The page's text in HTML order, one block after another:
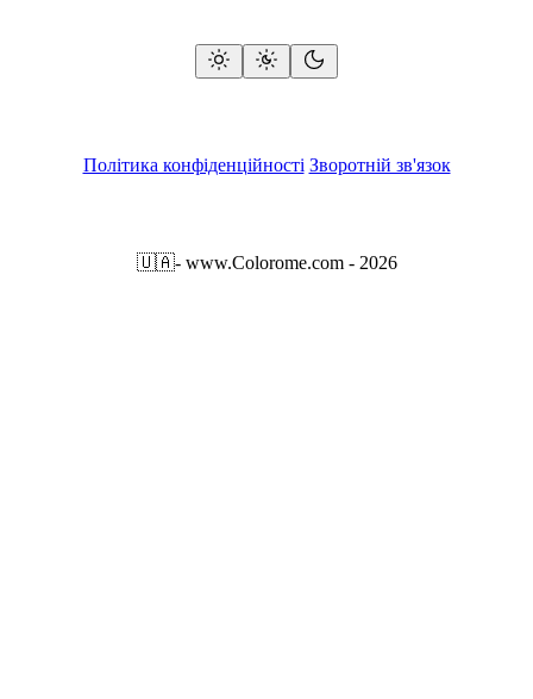
Політика конфіденційності Зворотній зв'язок
🇺🇦- www.Colorome.com - 2026